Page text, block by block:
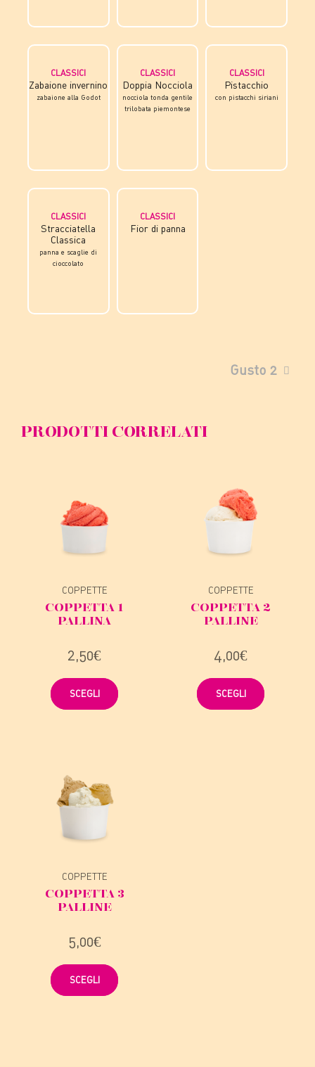
CLASSICI
Zabaione invernino
zabaione alla Godot
CLASSICI
Doppia Nocciola
nocciola tonda gentile
trilobata piemontese
CLASSICI
Pistacchio
con pistacchi siriani
CLASSICI
Stracciatella
Classica
panna e scaglie di
cioccolato
CLASSICI
Fior di panna
Gusto 2
PRODOTTI CORRELATI
COPPETTE
COPPETTA 1
PALLINA
2,50€
SCEGLI
COPPETTE
COPPETTA 2
PALLINE
4,00€
SCEGLI
COPPETTE
COPPETTA 3
PALLINE
5,00€
SCEGLI